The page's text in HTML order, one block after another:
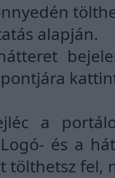
alapján.
a
és a
tölthetsz fel,